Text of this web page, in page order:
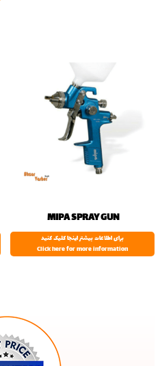
MIPA SPRAY GUN
برای اطلاعات بیشتر اینجا کلیک کنید
Click here for more information